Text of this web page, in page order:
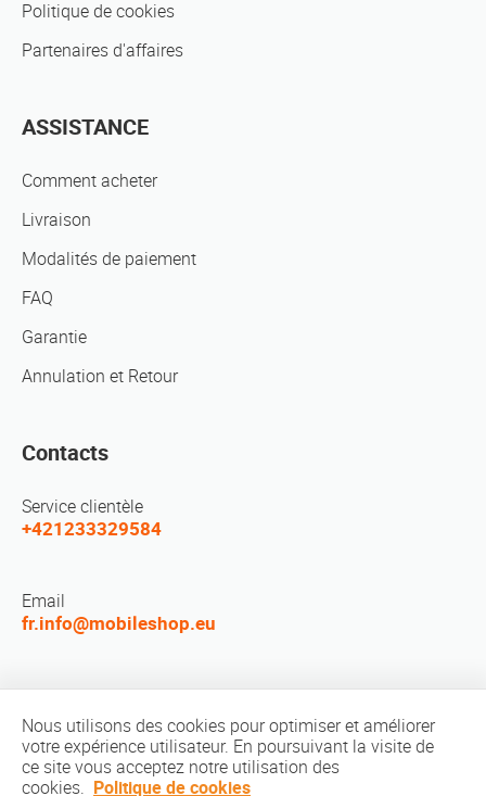
Politique de cookies
Partenaires d'affaires
ASSISTANCE
Comment acheter
Livraison
Modalités de paiement
FAQ
Garantie
Annulation et Retour
Contacts
Service clientèle
+421233329584
Email
fr.info@mobileshop.eu
Nous utilisons des cookies pour optimiser et améliorer
votre expérience utilisateur. En poursuivant la visite de
ce site vous acceptez notre utilisation des
cookies. Politique de cookies